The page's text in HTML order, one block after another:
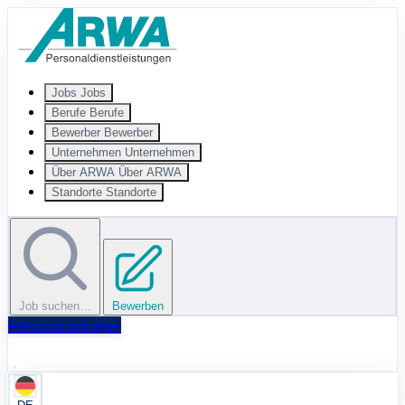
Zum Hauptinhalt springen
Jobs Jobs
Berufe Berufe
Bewerber Bewerber
Unternehmen Unternehmen
Über ARWA Über ARWA
Standorte Standorte
Job suchen… Bewerben
Personal anfragen